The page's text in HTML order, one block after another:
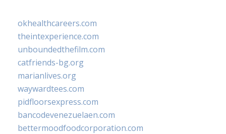
okhealthcareers.com
theintexperience.com
unboundedthefilm.com
catfriends-bg.org
marianlives.org
waywardtees.com
pidfloorsexpress.com
bancodevenezuelaen.com
bettermoodfoodcorporation.com